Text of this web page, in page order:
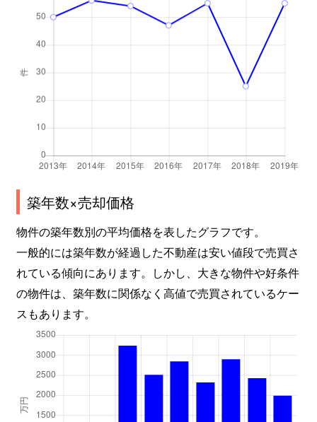
築年数×売却価格
物件の築年数別の平均価格を表したグラフです。
一般的には築年数が経過した不動産は安い値段で売買さ
れている傾向にあります。しかし、大きな物件や好条件
の物件は、築年数に関係なく高値で売買されているケー
スもあります。